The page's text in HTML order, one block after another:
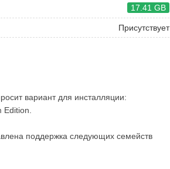
17.41 GB
Присутствует
вариант для инсталляции:
поддержка следующих семейств